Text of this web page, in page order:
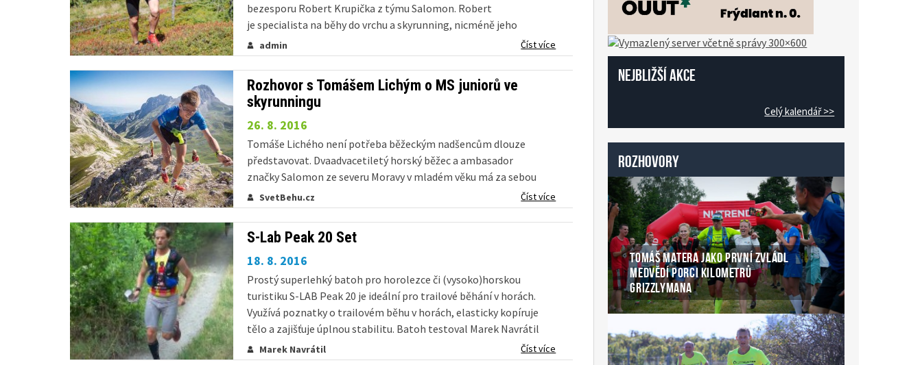
bezesporu Robert Krupička z týmu Salomon. Robert
je specialista na běhy do vrchu a skyrunning, nicméně jeho
běžecká kariéra je mnohem bohatší. Zeptejte se Roberta na
dotazy týkající se tréninku, výživy nebo vybavení. Přesně týden
bude Robert...
admin Číst více
Rozhovor s Tomášem Lichým o MS juniorů ve
skyrunningu
26. 8. 2016
Tomáše Lichého není potřeba běžeckým nadšencům dlouze
představovat. Dvaadvacetiletý horský běžec a ambasador
značky Salomon ze severu Moravy v mladém věku má za sebou
již řadu úspěchů a o tom nejčerstvějším, tedy úspěšné
reprezentaci české juniorské skyrunningové reprezentace
v jeho podání –...
SvetBehu.cz Číst více
S-Lab Peak 20 Set
18. 8. 2016
Prostý superlehký batoh pro horolezce či (vysoko)horskou
turistiku S-LAB Peak 20 je ideální pro trailové běhání v horách.
Využívá poznatky o trailovém běhu v horách, elasticky kopíruje
tělo a zajišťuje úplnou stabilitu. Batoh testoval Marek Navrátil
a to rovnou na...
Marek Navrátil Číst více
Nejbližší akce
Celý kalendář >>
Rozhovory
TOMÁŠ MATERA JAKO PRVNÍ ZVLÁDL
MEDVĚDÍ PORCI KILOMETRŮ
GRIZZLYMANA